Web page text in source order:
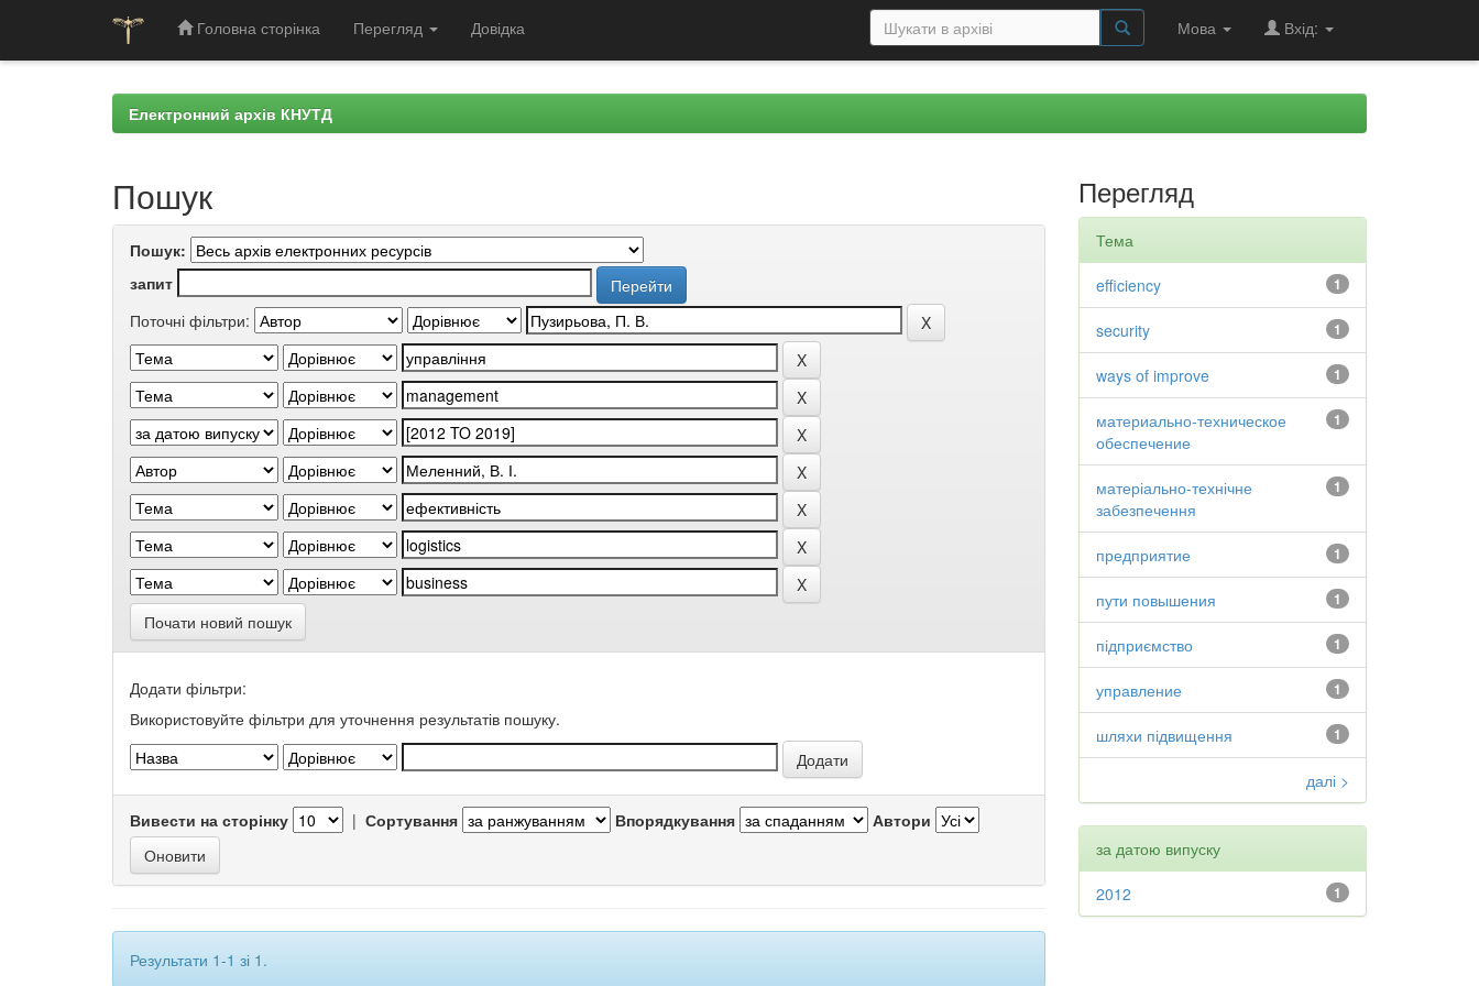
Головна сторінка Перегляд Довідка Мова Вхід:
Електронний архів КНУТД
Пошук
Пошук:
запит
Поточні фільтри:
Почати новий пошук
Додати фільтри:
Використовуйте фільтри для уточнення результатів пошуку.
Вивести на сторінку | Сортування Впорядкування Автори
Результати 1-1 зі 1.
Перегляд
Тема
1
efficiency
1
security
1
ways of improve
1
материально-техническое
обеспечение
1
матеріально-технічне
забезпечення
1
предприятие
1
пути повышения
1
підприємство
1
управление
1
шляхи підвищення
далі >
за датою випуску
1
2012